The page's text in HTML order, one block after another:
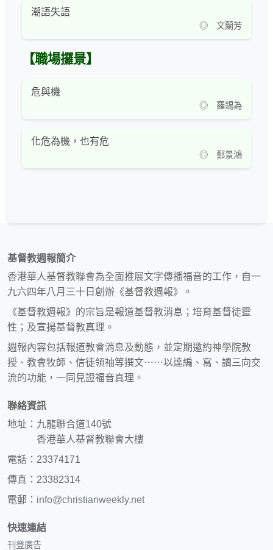
潮語失語
◎ 文蘭芳
【職場攞景】
危與機
◎ 羅錫為
化危為機，也有危
◎ 鄭景鴻
基督教週報簡介
香港華人基督教聯會為全面推展文字傳播福音的工作，自一
九六四年八月三十日創辦《基督教週報》。
《基督教週報》的宗旨是報道基督教消息；培育基督徒靈
性；及宣揚基督教真理。
週報內容包括報道教會消息及動態，並定期邀約神學院教
授、教會牧師、信徒領袖等撰文⋯⋯以達編、寫、讀三向交
流的功能，一同見證福音真理。
聯絡資訊
地址：九龍聯合道140號
香港華人基督教聯會大樓
電話：23374171
傳真：23382314
電郵： info@christianweekly.net
快速連結
刊登廣告